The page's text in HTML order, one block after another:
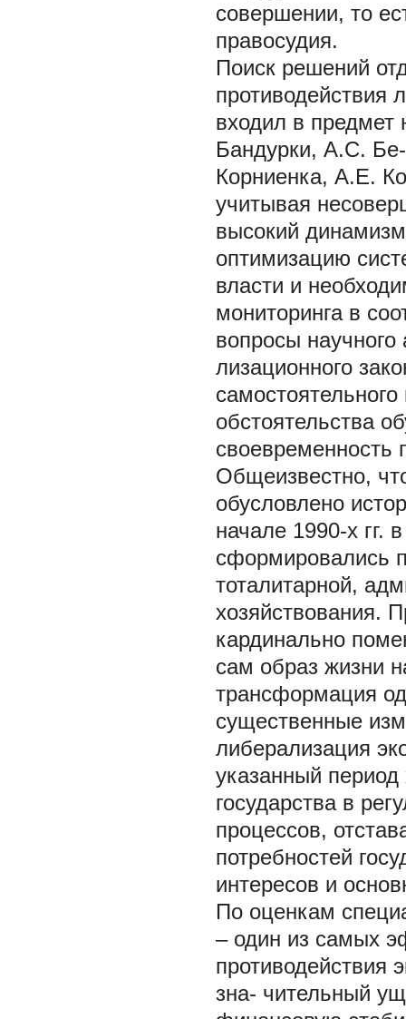
совершении, то
правосудия.
Поиск решений
противодействия
входил в
Бандурки, А.С.
Корниенка, А.Е.
учитывая
высокий
оптимизацию
власти и
мониторинга в
вопросы научного
лизационного
обстоятельства
своевременность
Общеизвестно,
обусловлено
начале 1990-х гг.
сформировались
тоталитарной,
хозяйствования.
кардинально
сам образ жизни
трансформация
существенные
либерализация
указанный период
государства в
процессов,
потребностей
интересов и
По оценкам
– один из самых
противодействия
зна- чительный